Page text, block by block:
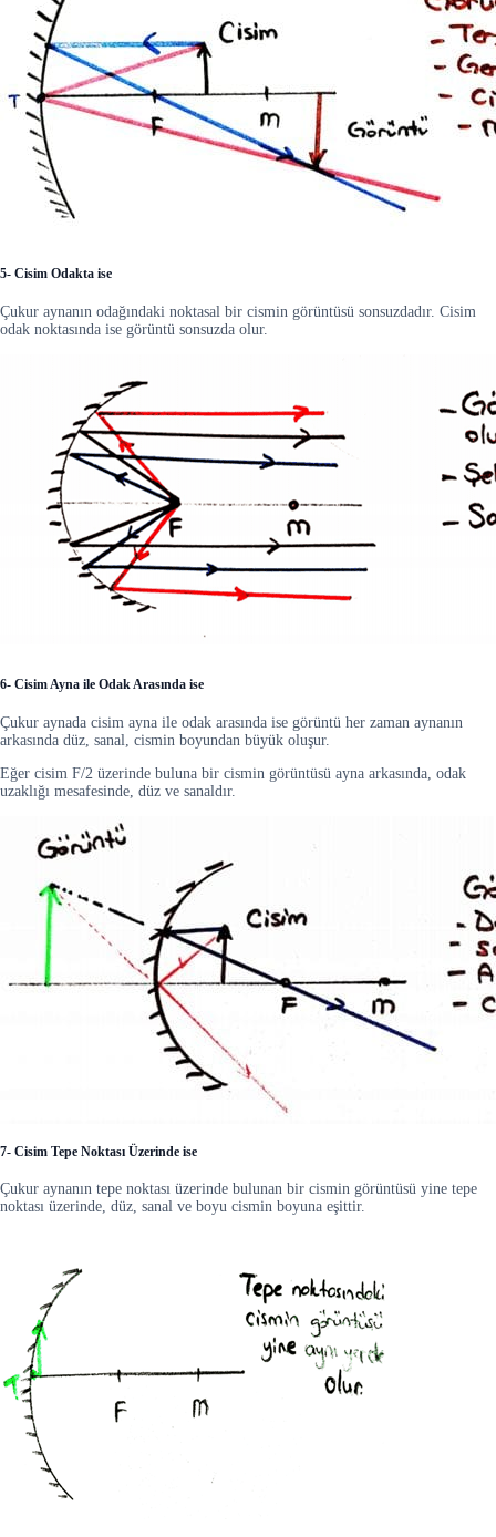
5- Cisim Odakta ise
Çukur aynanın odağındaki noktasal bir cismin görüntüsü sonsuzdadır. Cisim
odak noktasında ise görüntü sonsuzda olur.
6- Cisim Ayna ile Odak Arasında ise
Çukur aynada cisim ayna ile odak arasında ise görüntü her zaman aynanın
arkasında düz, sanal, cismin boyundan büyük oluşur.
Eğer cisim F/2 üzerinde buluna bir cismin görüntüsü ayna arkasında, odak
uzaklığı mesafesinde, düz ve sanaldır.
7- Cisim Tepe Noktası Üzerinde ise
Çukur aynanın tepe noktası üzerinde bulunan bir cismin görüntüsü yine tepe
noktası üzerinde, düz, sanal ve boyu cismin boyuna eşittir.